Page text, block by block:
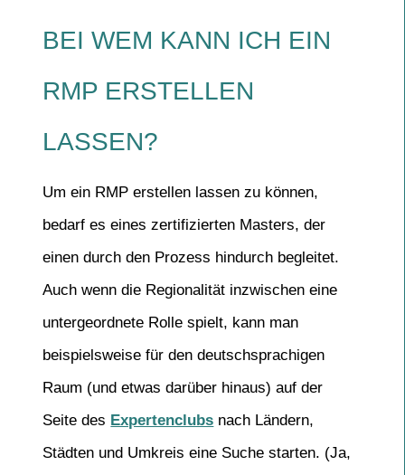
BEI WEM KANN ICH EIN
RMP ERSTELLEN
LASSEN?
Um ein RMP erstellen lassen zu können,
bedarf es eines zertifizierten Masters, der
einen durch den Prozess hindurch begleitet.
Auch wenn die Regionalität inzwischen eine
untergeordnete Rolle spielt, kann man
beispielsweise für den deutschsprachigen
Raum (und etwas darüber hinaus) auf der
Seite des Expertenclubs nach Ländern,
Städten und Umkreis eine Suche starten. (Ja,